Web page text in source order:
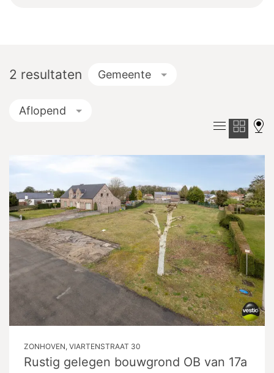
2 resultaten Gemeente
Aflopend
ZONHOVEN, VIARTENSTRAAT 30
Rustig gelegen bouwgrond OB van 17a